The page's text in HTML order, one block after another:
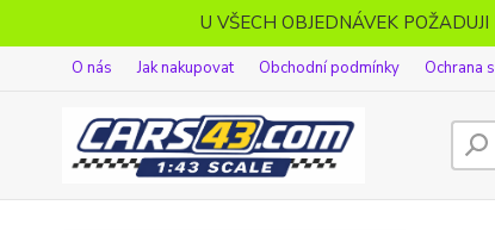
U VŠECH OBJEDNÁVEK
O nás Jak nakupovat Obchodní podmínky Ochrana